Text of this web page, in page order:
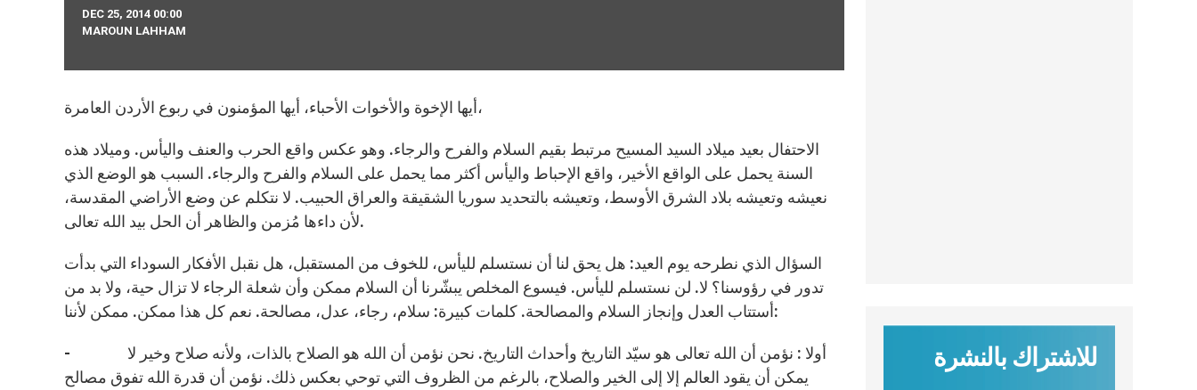
DEC 25, 2014 00:00
MAROUN LAHHAM
أيها الإخوة والأخوات الأحباء، أيها المؤمنون في ربوع الأردن العامرة،
الاحتفال بعيد ميلاد السيد المسيح مرتبط بقيم السلام والفرح والرجاء. وهو عكس واقع الحرب والعنف واليأس. وميلاد هذه
السنة يحمل على الواقع الأخير، واقع الإحباط واليأس أكثر مما يحمل على السلام والفرح والرجاء. السبب هو الوضع الذي
نعيشه وتعيشه بلاد الشرق الأوسط، وتعيشه بالتحديد سوريا الشقيقة والعراق الحبيب. لا نتكلم عن وضع الأراضي المقدسة،
لأن داءها مُزمن والظاهر أن الحل بيد الله تعالى.
السؤال الذي نطرحه يوم العيد: هل يحق لنا أن نستسلم لليأس، للخوف من المستقبل، هل نقبل الأفكار السوداء التي بدأت
تدور في رؤوسنا؟ لا. لن نستسلم لليأس. فيسوع المخلص يبشّرنا أن السلام ممكن وأن شعلة الرجاء لا تزال حية، ولا بد من
أستتاب العدل وإنجاز السلام والمصالحة. كلمات كبيرة: سلام، رجاء، عدل، مصالحة. نعم كل هذا ممكن. ممكن لأننا:
- أولا : نؤمن أن الله تعالى هو سيّد التاريخ وأحداث التاريخ. نحن نؤمن أن الله هو الصلاح بالذات، ولأنه صلاح وخير لا
يمكن أن يقود العالم إلا إلى الخير والصلاح، بالرغم من الظروف التي توحي بعكس ذلك. نؤمن أن قدرة الله تفوق مصالح
للاشتراك بالنشرة